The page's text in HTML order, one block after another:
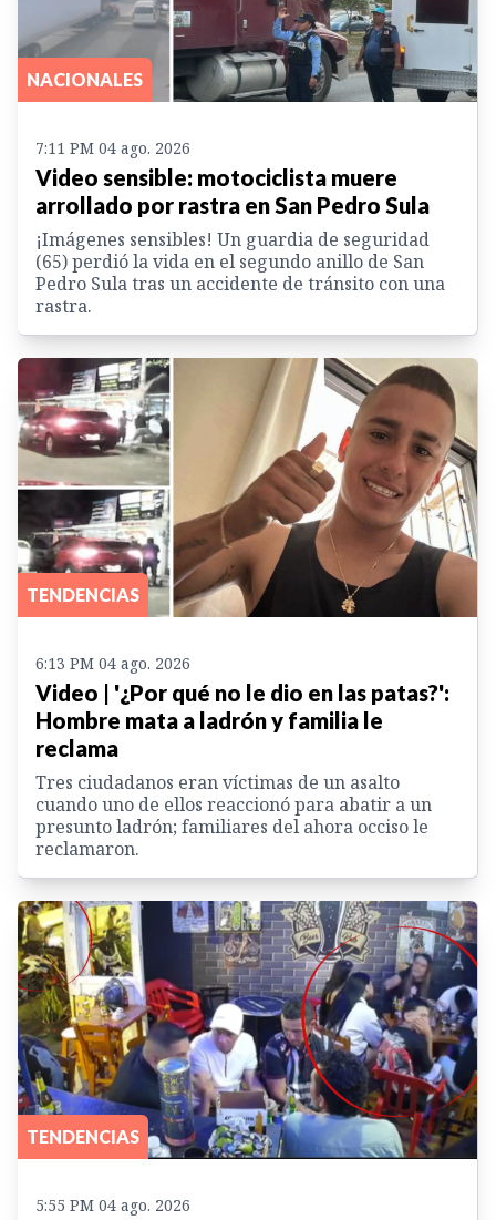
NACIONALES
7:11 PM 04 ago. 2026
Video sensible: motociclista muere
arrollado por rastra en San Pedro Sula
¡Imágenes sensibles! Un guardia de seguridad
(65) perdió la vida en el segundo anillo de San
Pedro Sula tras un accidente de tránsito con una
rastra.
TENDENCIAS
6:13 PM 04 ago. 2026
Video | '¿Por qué no le dio en las patas?':
Hombre mata a ladrón y familia le
reclama
Tres ciudadanos eran víctimas de un asalto
cuando uno de ellos reaccionó para abatir a un
presunto ladrón; familiares del ahora occiso le
reclamaron.
TENDENCIAS
5:55 PM 04 ago. 2026